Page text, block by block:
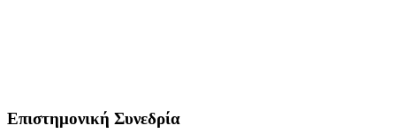
Επιστημονική Συνεδρία